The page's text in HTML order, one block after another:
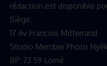
rédaction est disponible
Siège:
17 Av François Mitterrand
Studio Member Photo
BP: 73 59 Lomé